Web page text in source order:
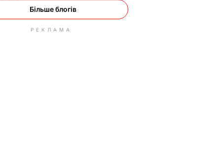
Більше блогів
РЕКЛАМА